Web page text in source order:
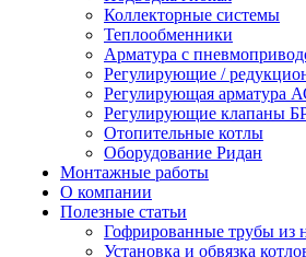
Коллекторные системы
Теплообменники
Арматура с
Регулирующие /
Регулирующая
Регулирующие клапаны
Отопительные котлы
Оборудование Ридан
Монтажные работы
О компании
Полезные статьи
Гофрированные трубы из
Установка и обвязка